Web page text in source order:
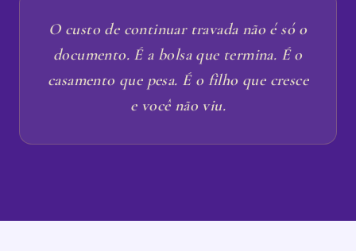
O custo de continuar travada não é só o
documento. É a bolsa que termina. É o
casamento que pesa. É o filho que cresce
e você não viu.